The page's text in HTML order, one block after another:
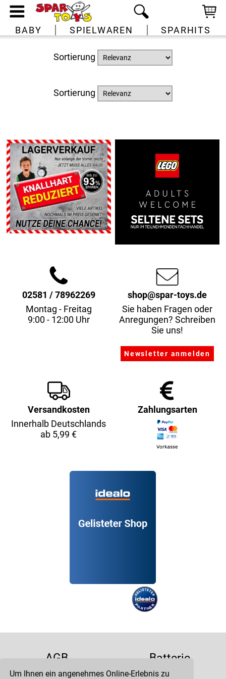
Um Ihnen ein angenehmes Online-Erlebnis zu
BABY SPIELWAREN SPARHITS
Sortierung
Sortierung
02581 / 78962269
Montag - Freitag
9:00 - 12:00 Uhr
shop@spar-toys.de
Sie haben Fragen oder
Anregungen? Schreiben
Sie uns!
Versandkosten
Innerhalb Deutschlands
ab 5,99 €
Zahlungsarten
AGB
Batterie